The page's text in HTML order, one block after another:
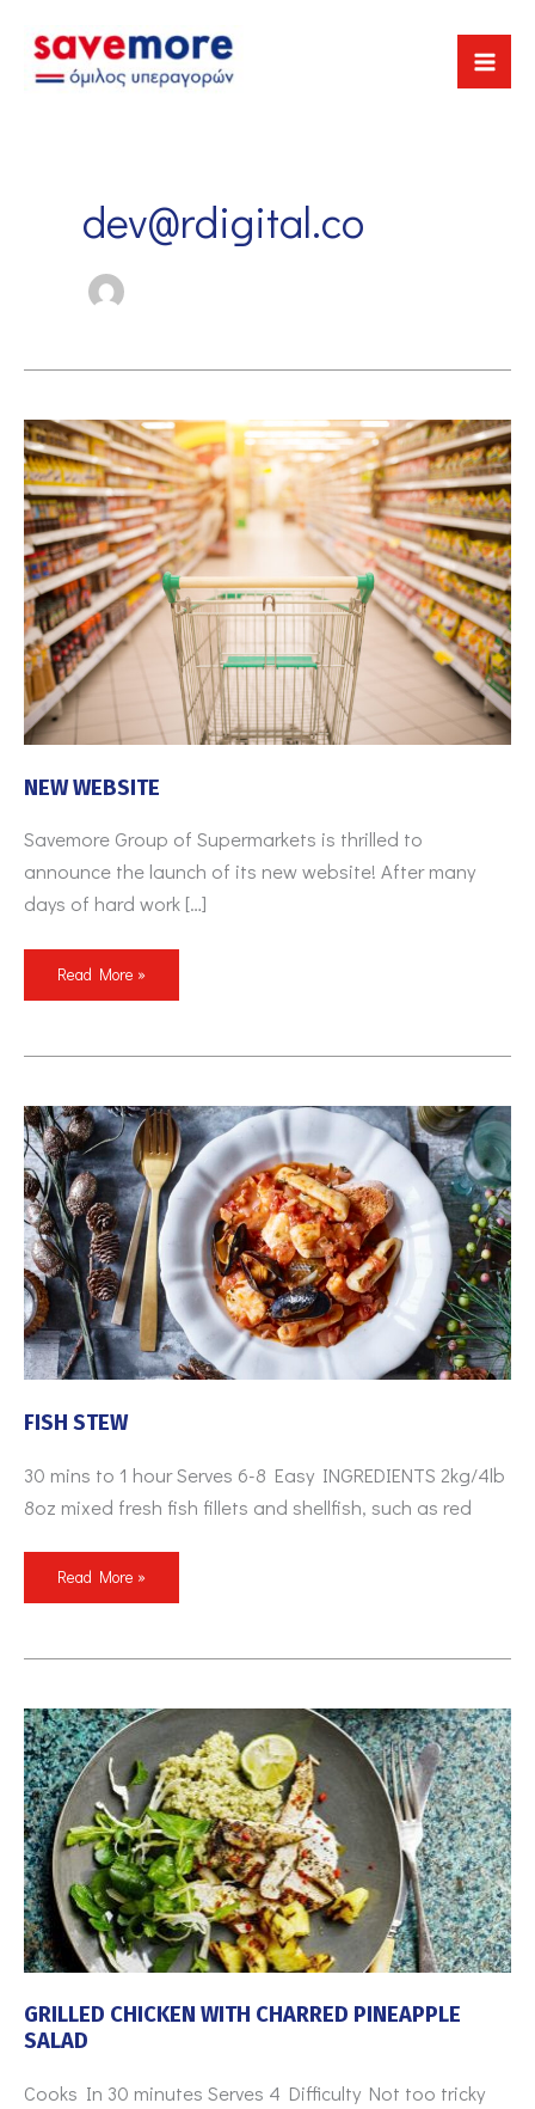
content
dev@rdigital.co
NEW WEBSITE
Savemore Group of Supermarkets is thrilled to
announce the launch of its new website! After many
days of hard work […]
NEW
WEBSITE
Read More »
FISH STEW
30 mins to 1 hour Serves 6-8 Easy INGREDIENTS 2kg/4lb
8oz mixed fresh fish fillets and shellfish, such as red
FISH
STEW
Read More »
GRILLED CHICKEN WITH CHARRED PINEAPPLE
SALAD
Cooks In 30 minutes Serves 4 Difficulty Not too tricky
GRILLED
CHICKEN
WITH
CHARRED
PINEAPPLE
SALAD